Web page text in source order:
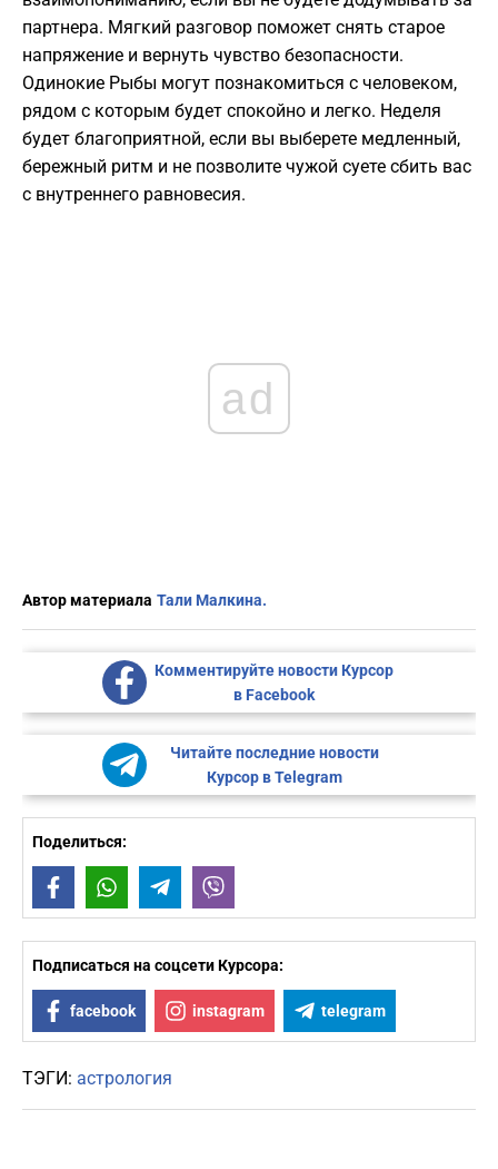
партнера. Мягкий разговор поможет снять старое
напряжение и вернуть чувство безопасности.
Одинокие Рыбы могут познакомиться с человеком,
рядом с которым будет спокойно и легко. Неделя
будет благоприятной, если вы выберете медленный,
бережный ритм и не позволите чужой суете сбить вас
с внутреннего равновесия.
ad
Автор материала Тали Малкина.
Комментируйте новости Курсор
в Facebook
Читайте последние новости
Курсор в Telegram
Поделиться:
FacebookWhatsAppTelegram
Подписаться на соцсети Курсора:
facebook instagram telegram
ТЭГИ: астрология